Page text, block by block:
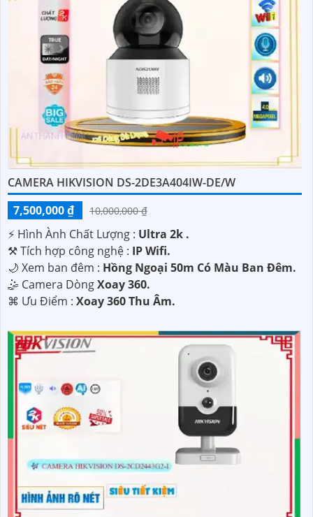
CAMERA HIKVISION DS-2DE3A404IW-DE/W
7,500,000 ₫
10,000,000 ₫
️⚡ Hình Ành Chất Lượng : Ultra 2k .
⚒ Tích hợp công nghệ : IP Wifi.
🌙 Xem ban đêm : Hồng Ngoại 50m Có Màu Ban Đêm.
🤹 Camera DòngXoay 360.
️⌘ Ưu Điểm : Xoay 360 Thu Âm.